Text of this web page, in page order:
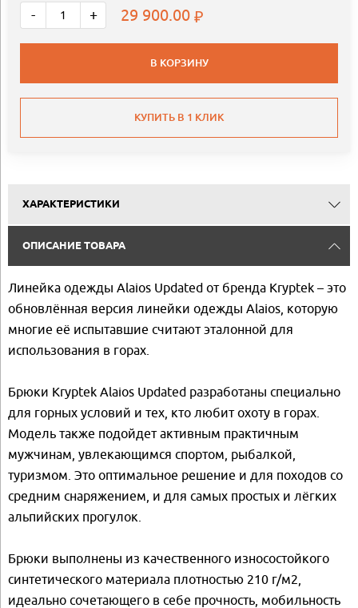
- + 29 900.00
В КОРЗИНУ
КУПИТЬ В 1 КЛИК
ХАРАКТЕРИСТИКИ
ОПИСАНИЕ ТОВАРА
Линейка одежды Alaios Updated от бренда Kryptek – это
обновлённая версия линейки одежды Alaios, которую
многие её испытавшие считают эталонной для
использования в горах.
Брюки Kryptek Alaios Updated разработаны специально
для горных условий и тех, кто любит охоту в горах.
Модель также подойдет активным практичным
мужчинам, увлекающимся спортом, рыбалкой,
туризмом. Это оптимальное решение и для походов со
средним снаряжением, и для самых простых и лёгких
альпийских прогулок.
Брюки выполнены из качественного износостойкого
синтетического материала плотностью 210 г/м2,
идеально сочетающего в себе прочность, мобильность